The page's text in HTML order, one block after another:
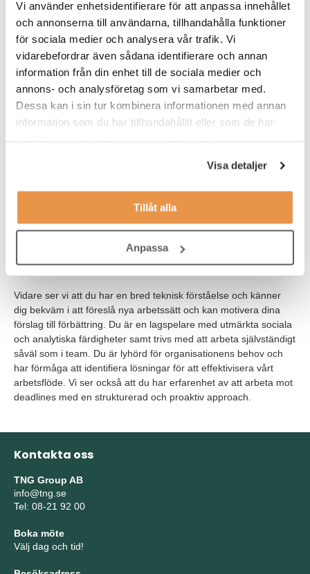
Vi använder enhetsidentifierare för att anpassa innehållet
och annonserna till användarna, tillhandahålla funktioner
för sociala medier och analysera vår trafik. Vi
vidarebefordrar även sådana identifierare och annan
information från din enhet till de sociala medier och
annons- och analysföretag som vi samarbetar med.
Dessa kan i sin tur kombinera informationen med annan
information som du har tillhandahållit eller som de har
Visa detaljer
Tillåt alla
Anpassa
En akademisk utbildning inom teknisk eller relevant område
Har flera års erfarenhet av dokumentation och kontroll av
tekniska underlag
Tidigare arbete inom process, maritim eller annan relevant
bransch
Arbetslivserfarenhet av samordning och koordinering bland
God förmåga att kommunicera särskilt på engelska - både
Vidare ser vi att du har en bred teknisk förståelse och känner
dig bekväm i att föreslå nya arbetssätt och kan motivera dina
förslag till förbättring. Du är en lagspelare med utmärkta sociala
och analytiska färdigheter samt trivs med att arbeta självständigt
såväl som i team. Du är lyhörd för organisationens behov och
har förmåga att identifiera lösningar för att effektivisera vårt
arbetsflöde. Vi ser också att du har erfarenhet av att arbeta mot
deadlines med en strukturerad och proaktiv approach.
Kontakta oss
TNG Group AB
info@tng.se
Tel: 08-21 92 00
Boka möte
Välj dag och tid!